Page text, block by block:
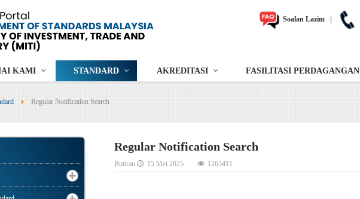
Soalan Lazim
KAMI STANDARD AKREDITASI FASILITASI PERDAGANGAN
Regular Notification Search
Regular Notification Search
Butiran 15 Mei 2025 1265411